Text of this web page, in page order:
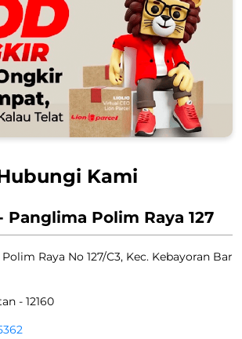
Kami
Panglima Polim Raya 127
Raya No 127/C3, Kec. Kebayoran Bar
- 12160